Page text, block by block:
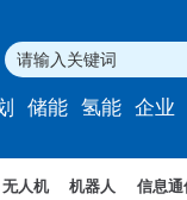
储能 氢能 企业
无人机 机器人 信息通